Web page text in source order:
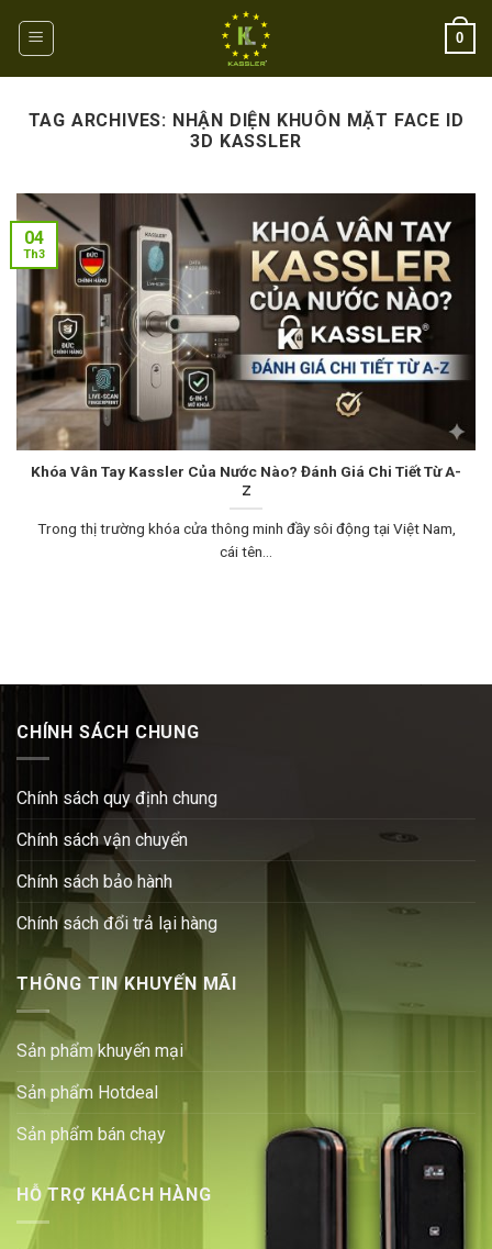
0
TAG ARCHIVES: NHẬN DIỆN KHUÔN MẶT FACE ID
3D KASSLER
Khóa Vân Tay Kassler Của Nước Nào? Đánh Giá Chi Tiết Từ A-
Z
Trong thị trường khóa cửa thông minh đầy sôi động tại Việt Nam,
cái tên...
04
Th3
CHÍNH SÁCH CHUNG
Chính sách quy định chung
Chính sách vận chuyển
Chính sách bảo hành
Chính sách đổi trả lại hàng
THÔNG TIN KHUYẾN MÃI
Sản phẩm khuyến mại
Sản phẩm Hotdeal
Sản phẩm bán chạy
HỖ TRỢ KHÁCH HÀNG